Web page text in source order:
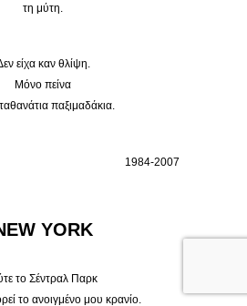
τη μύτη.
είχα καν θλίψη.
Μόνο πείνα
παξιμαδάκια.
1984-2007
YORK
το Σέντραλ Παρκ
το ανοιγμένο μου κρανίο.